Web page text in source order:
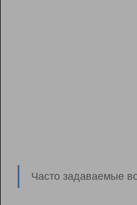
Часто задаваемые